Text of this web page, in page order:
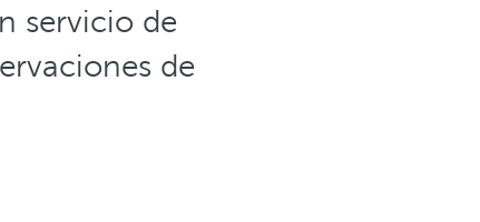
servicio de
de